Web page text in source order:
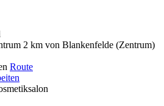
2 km von Blankenfelde (Zentrum)
Route